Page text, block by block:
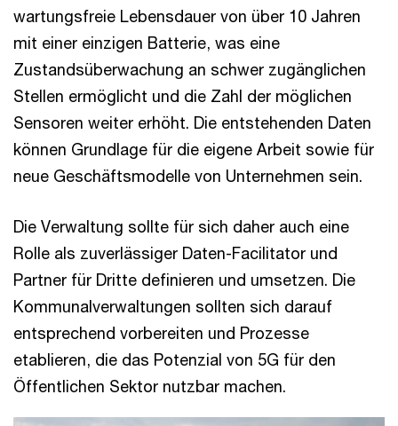
wartungsfreie Lebensdauer von über 10 Jahren
mit einer einzigen Batterie, was eine
Zustandsüberwachung an schwer zugänglichen
Stellen ermöglicht und die Zahl der möglichen
Sensoren weiter erhöht. Die entstehenden Daten
können Grundlage für die eigene Arbeit sowie für
neue Geschäftsmodelle von Unternehmen sein.
Die Verwaltung sollte für sich daher auch eine
Rolle als zuverlässiger Daten-Facilitator und
Partner für Dritte definieren und umsetzen. Die
Kommunalverwaltungen sollten sich darauf
entsprechend vorbereiten und Prozesse
etablieren, die das Potenzial von 5G für den
Öffentlichen Sektor nutzbar machen.